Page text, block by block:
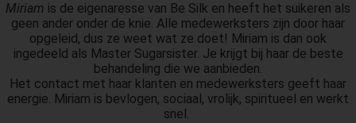
Miriam is de eigenaresse van Be Silk en heeft het suikeren als
geen ander onder de knie. Alle medewerksters zijn door haar
opgeleid, dus ze weet wat ze doet! Miriam is dan ook
ingedeeld als Master Sugarsister. Je krijgt bij haar de beste
behandeling die we aanbieden.
Het contact met haar klanten en medewerksters geeft haar
energie. Miriam is bevlogen, sociaal, vrolijk, spiritueel en werkt
snel.